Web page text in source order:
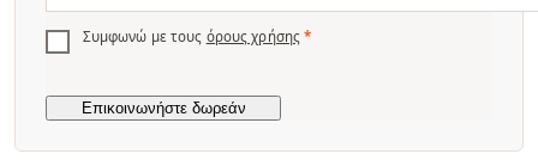
Συμφωνώ με τους όρους χρήσης *